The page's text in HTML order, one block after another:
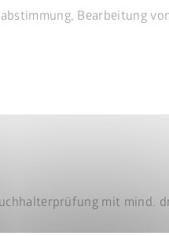
Bearbeitung
mit mind.